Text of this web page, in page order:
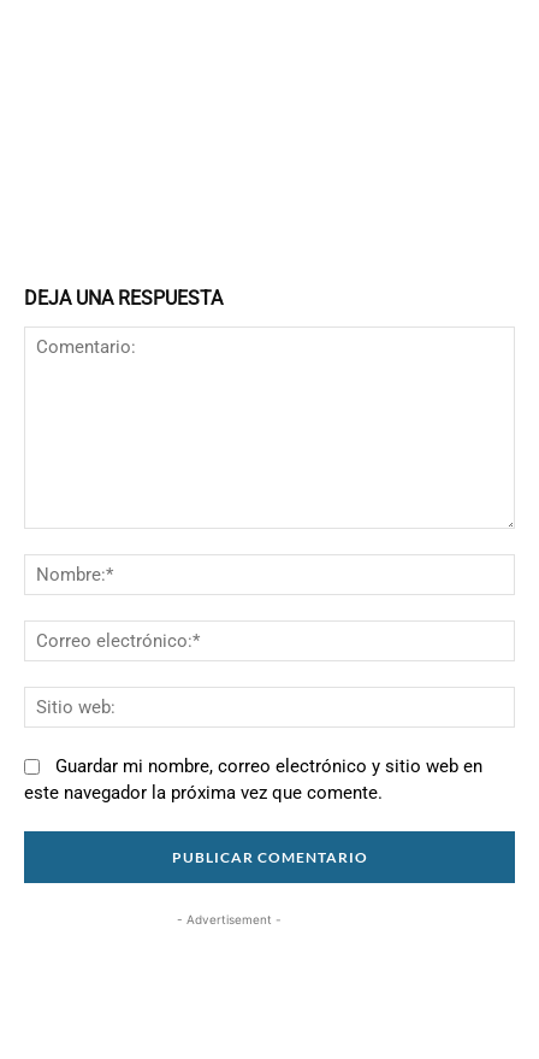
DEJA UNA RESPUESTA
Guardar mi nombre, correo electrónico y sitio web en
este navegador la próxima vez que comente.
- Advertisement -